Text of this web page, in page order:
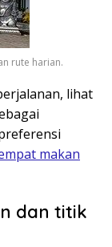
rute harian.
lihat
makan
dan titik